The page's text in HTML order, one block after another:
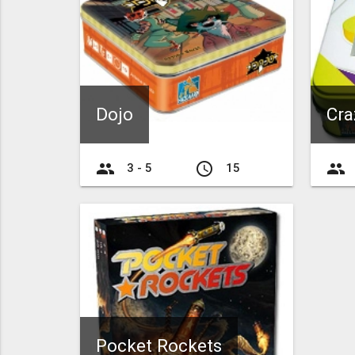
Dojo
group 3 - 5 access_time 15 group
Pocket Rockets